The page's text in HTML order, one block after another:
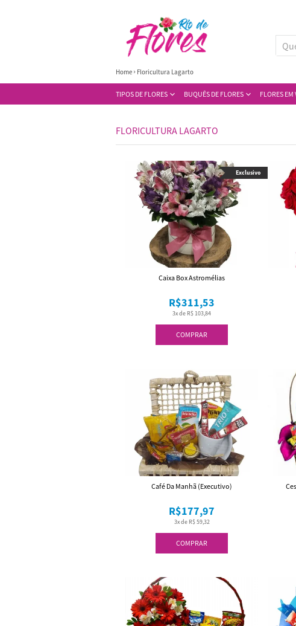
TIPOS DE FLORES BUQUÊS DE FLORES FLORES EM
Home Floricultura Lagarto
FLORICULTURA LAGARTO
COMPRAR
3x de R$ 103,84
R$311,53
Caixa Box Astromélias
Exclusivo
COMPRAR
3x de R$ 59,32
R$177,97
Café Da Manhã (Executivo)